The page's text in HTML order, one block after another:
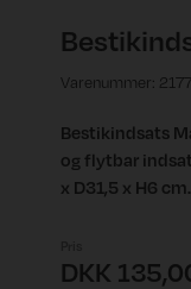
Varenummer:
Bestikindsats
og flytbar
x D31,5 x H6
DKK